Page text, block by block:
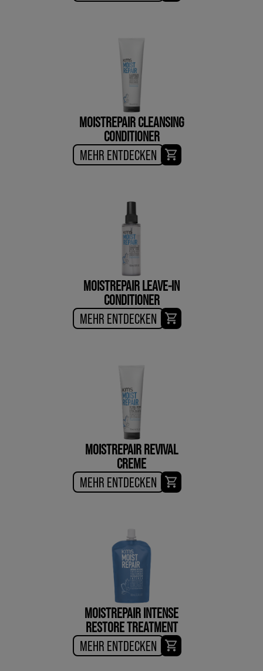
MOISTREPAIR CLEANSING
CONDITIONER
MEHR ENTDECKEN
MOISTREPAIR LEAVE-IN
CONDITIONER
MEHR ENTDECKEN
MOISTREPAIR REVIVAL
CREME
MEHR ENTDECKEN
MOISTREPAIR INTENSE
RESTORE TREATMENT
MEHR ENTDECKEN